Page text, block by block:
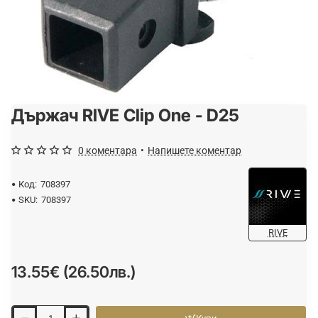
Държач RIVE Clip One - D25
Код: 708397
SKU: 708397
RIVE
0 коментара • Напишете коментар
13.55€ (26.50лв.)